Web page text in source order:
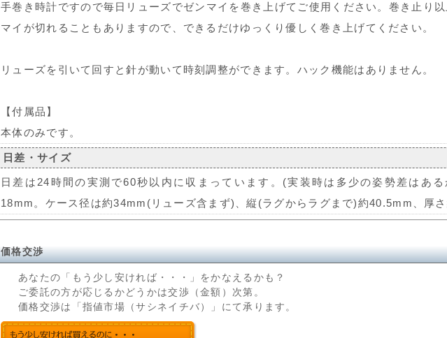
手巻き時計ですので毎日リューズでゼンマイを巻き上げてご使用ください。巻き止り
マイが切れることもありますので、できるだけゆっくり優しく巻き上げてください。
リューズを引いて回すと針が動いて時刻調整ができます。ハック機能はありません。
【付属品】
本体のみです。
日差・サイズ
日差は24時間の実測で60秒以内に収まっています。(実装時は多少の姿勢差はあ
18mm。ケース径は約34mm(リューズ含まず)、縦(ラグからラグまで)約40.5mm、厚
価格交渉
あなたの「もう少し安ければ・・・」をかなえるかも？
ご委託の方が応じるかどうかは交渉（金額）次第。
価格交渉は「指値市場（サシネイチバ）」にて承ります。